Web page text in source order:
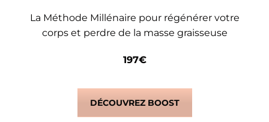
La Méthode Millénaire pour régénérer votre
corps et perdre de la masse graisseuse
197€
DÉCOUVREZ BOOST